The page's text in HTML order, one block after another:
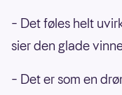
– Det føles helt
sier den glade
– Det er som en